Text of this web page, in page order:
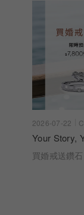
2026-07-10
acredo IG社
Emoji 說出